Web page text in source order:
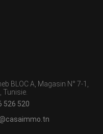
BLOC A, Magasin N° 7-1,
Tunisie.
526 520